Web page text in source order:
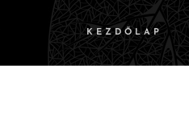
KEZDŐLAP